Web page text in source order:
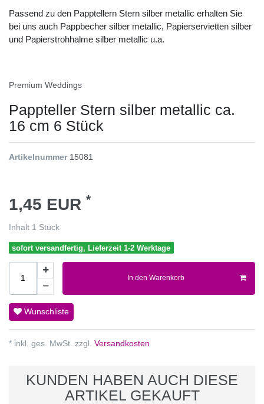
Passend zu den Papptellern Stern silber metallic erhalten Sie
bei uns auch Pappbecher silber metallic, Papierservietten silber
und Papierstrohhalme silber metallic u.a.
Premium Weddings
Pappteller Stern silber metallic ca.
16 cm 6 Stück
Artikelnummer 15081
1,45 EUR *
Inhalt 1 Stück
sofort versandfertig, Lieferzeit 1-2 Werktage
In den Warenkorb
Wunschliste
* inkl. ges. MwSt. zzgl. Versandkosten
KUNDEN HABEN AUCH DIESE
ARTIKEL GEKAUFT